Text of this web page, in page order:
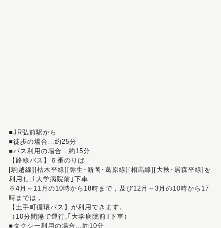
■JR弘前駅から
■徒歩の場合…約25分
■バス利用の場合…約15分
【路線バス】６番のりば
[駒越線][枯木平線][弥生･新岡･葛原線][相馬線][大秋･居森平線]を
利用し,｢大学病院前｣下車
※4月～11月の10時から18時まで，及び12月～3月の10時から17
時までは，
【土手町循環バス】が利用できます。
（10分間隔で運行,｢大学病院前｣下車）
■タクシー利用の場合…約10分